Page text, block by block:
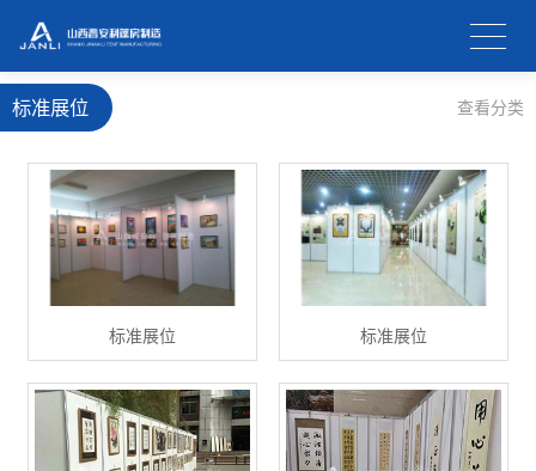
标准展位 查看分类
标准展位 标准展位